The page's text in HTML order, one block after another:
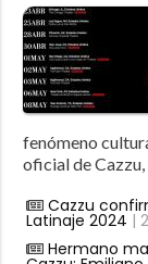
fenómeno
oficial de
Cazzu
Latinaje 2024 |
Hermano